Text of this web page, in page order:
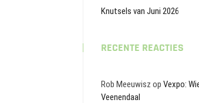
Knutsels van Juni 2026
RECENTE REACTIES
Rob Meeuwisz op Vexpo:
Veenendaal